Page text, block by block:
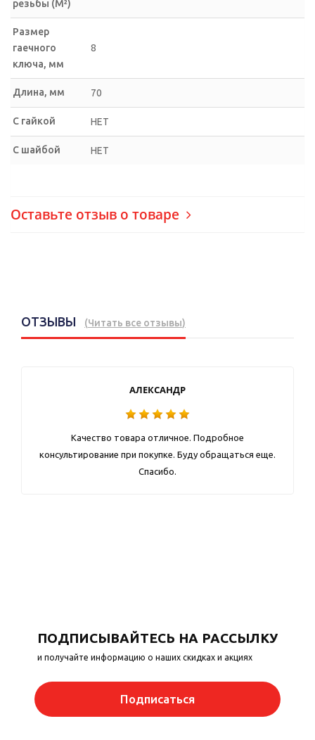
резьбы (М²)
Размер
гаечного
ключа, мм
8
Длина, мм 70
С гайкой НЕТ
С шайбой НЕТ
Оставьте отзыв о товаре
ОТЗЫВЫ (Читать все отзывы)
АЛЕКСАНДР
Качество товара отличное. Подробное
консультирование при покупке. Буду обращаться еще.
Спасибо.
ПОДПИСЫВАЙТЕСЬ НА РАССЫЛКУ
и получайте информацию о наших скидках и акциях
Подписаться